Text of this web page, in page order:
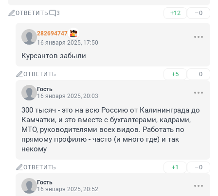
ОТВЕТИТЬ 3 +12 –0
282694747
16 января 2025, 17:50
Курсантов забыли
ОТВЕТИТЬ +5 –0
Гость
16 января 2025, 20:03
300 тысяч - это на всю Россию от Калининграда до
Камчатки, и это вместе с бухгалтерами, кадрами,
МТО, руководителями всех видов. Работать по
прямому профилю - часто (и много где) и так
некому
ОТВЕТИТЬ +1 –0
Гость
16 января 2025, 20:52